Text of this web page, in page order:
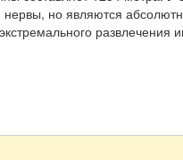
нервы, но являются
развлечения